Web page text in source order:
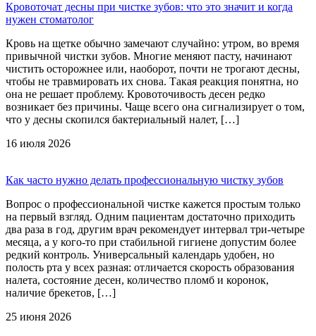
Кровоточат десны при чистке зубов: что это значит и когда
нужен стоматолог
Кровь на щетке обычно замечают случайно: утром, во время
привычной чистки зубов. Многие меняют пасту, начинают
чистить осторожнее или, наоборот, почти не трогают десны,
чтобы не травмировать их снова. Такая реакция понятна, но
она не решает проблему. Кровоточивость десен редко
возникает без причины. Чаще всего она сигнализирует о том,
что у десны скопился бактериальный налет, […]
16 июля 2026
Как часто нужно делать профессиональную чистку зубов
Вопрос о профессиональной чистке кажется простым только
на первый взгляд. Одним пациентам достаточно приходить
два раза в год, другим врач рекомендует интервал три-четыре
месяца, а у кого-то при стабильной гигиене допустим более
редкий контроль. Универсальный календарь удобен, но
полость рта у всех разная: отличается скорость образования
налета, состояние десен, количество пломб и коронок,
наличие брекетов, […]
25 июня 2026